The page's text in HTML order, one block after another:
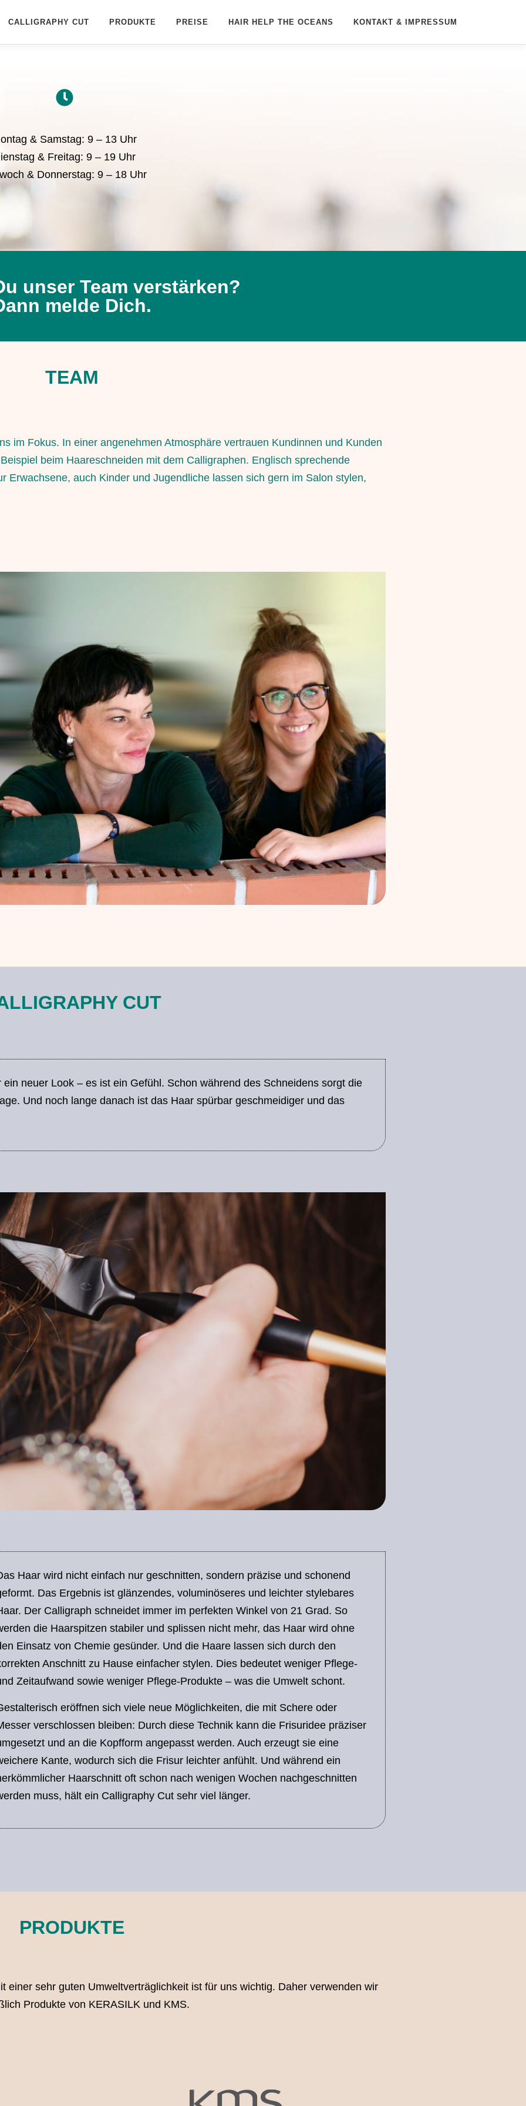
CALLIGRAPHY CUT PRODUKTE PREISE HAIR HELP THE OCEANS KONTAKT & IMPRESSUM
& Samstag: 9 – 13 Uhr
& Freitag: 9 – 19 Uhr
& Donnerstag: 9 – 18 Uhr
unser Team verstärken?
melde Dich.
TEAM
im Fokus. In einer angenehmen Atmosphäre vertrauen Kundinnen und Kunden
beim Haareschneiden mit dem Calligraphen. Englisch sprechende
Erwachsene, auch Kinder und Jugendliche lassen sich gern im Salon stylen,
CUT
neuer Look – es ist ein Gefühl. Schon während des Schneidens sorgt die
Und noch lange danach ist das Haar spürbar geschmeidiger und das
Haar wird nicht einfach nur geschnitten, sondern präzise und schonend
Das Ergebnis ist glänzendes, voluminöseres und leichter stylebares
Der Calligraph schneidet immer im perfekten Winkel von 21 Grad. So
die Haarspitzen stabiler und splissen nicht mehr, das Haar wird ohne
Einsatz von Chemie gesünder. Und die Haare lassen sich durch den
Anschnitt zu Hause einfacher stylen. Dies bedeutet weniger Pflege-
Zeitaufwand sowie weniger Pflege-Produkte – was die Umwelt schont.
eröffnen sich viele neue Möglichkeiten, die mit Schere oder
verschlossen bleiben: Durch diese Technik kann die Frisuridee präziser
und an die Kopfform angepasst werden. Auch erzeugt sie eine
Kante, wodurch sich die Frisur leichter anfühlt. Und während ein
Haarschnitt oft schon nach wenigen Wochen nachgeschnitten
muss, hält ein Calligraphy Cut sehr viel länger.
PRODUKTE
einer sehr guten Umweltverträglichkeit ist für uns wichtig. Daher verwenden wir
Produkte von KERASILK und KMS.